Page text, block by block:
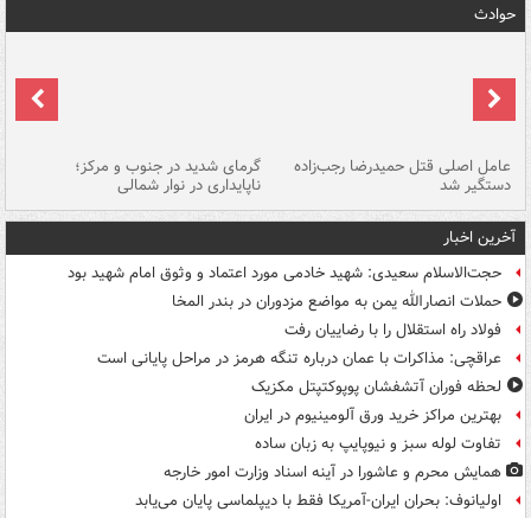
حوادث
عامل اصلی قتل حمیدرضا رجب‌زاده
دستگیر شد
گرمای شدید در جنوب و مرکز؛
ناپایداری در نوار شمالی
آخرین اخبار
حجت‌الاسلام سعیدی: شهید خادمی مورد اعتماد و وثوق امام شهید بود
حملات انصارالله یمن به مواضع مزدوران در بندر المخا
فولاد راه استقلال را با رضاییان رفت
عراقچی: مذاکرات با عمان درباره تنگه هرمز در مراحل پایانی است
لحظه فوران آتشفشان پوپوکتپتل مکزیک
بهترین مراکز خرید ورق آلومینیوم در ایران
تفاوت لوله سبز و نیوپایپ به زبان ساده
همایش محرم و عاشورا در آینه اسناد وزارت امور خارجه
اولیانوف: بحران ایران-آمریکا فقط با دیپلماسی پایان می‌یابد